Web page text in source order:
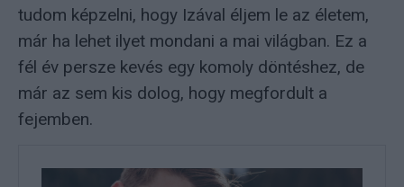
tudom képzelni, hogy Izával éljem le az életem,
már ha lehet ilyet mondani a mai világban. Ez a
fél év persze kevés egy komoly döntéshez, de
már az sem kis dolog, hogy megfordult a
fejemben.